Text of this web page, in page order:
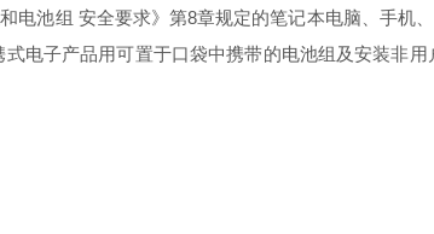
池组 安全要求》第8章规定的笔记本电脑、手机
电子产品用可置于口袋中携带的电池组及安装非